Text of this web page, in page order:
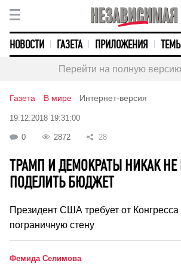
НОВОСТИ ГАЗЕТА ПРИЛОЖЕНИЯ ТЕМЫ
Перейти на полную
Газета В мире Интернет-версия
19.12.2018 19:31:00
0 2872 28
ТРАМП И ДЕМОКРАТЫ НИКАК НЕ
ПОДЕЛИТЬ БЮДЖЕТ
Президент США требует от Конгресса
пограничную стену
Фемида Селимова